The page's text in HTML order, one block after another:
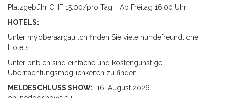
Platzgebühr CHF 15.00/pro Tag. | Ab Freitag 16.00 Uhr
HOTELS:
Unter myoberaargau .ch finden Sie viele hundefreundliche
Hotels.
Unter bnb.ch sind einfache und kostengünstige
Übernachtungsmöglichkeiten zu finden.
MELDESCHLUSS SHOW: 16. August 2026 -